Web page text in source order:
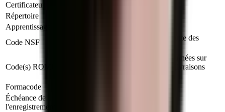
Certificateur
Répertoire
Apprentissage
Code NSF
311u : Conduite des véhicules, conduite des
Code(s) ROME
N4105 : Conduite et livraison par tournées sur
courte distance, N4104 : Courses et livraisons
Formacode
Échéance de
l'enregistrement